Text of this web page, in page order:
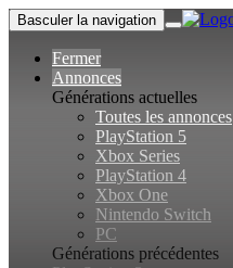
Basculer la navigation
Fermer
Annonces
Générations actuelles
Toutes les annonces
PlayStation 5
Xbox Series
PlayStation 4
Xbox One
Nintendo Switch
PC
Générations précédentes